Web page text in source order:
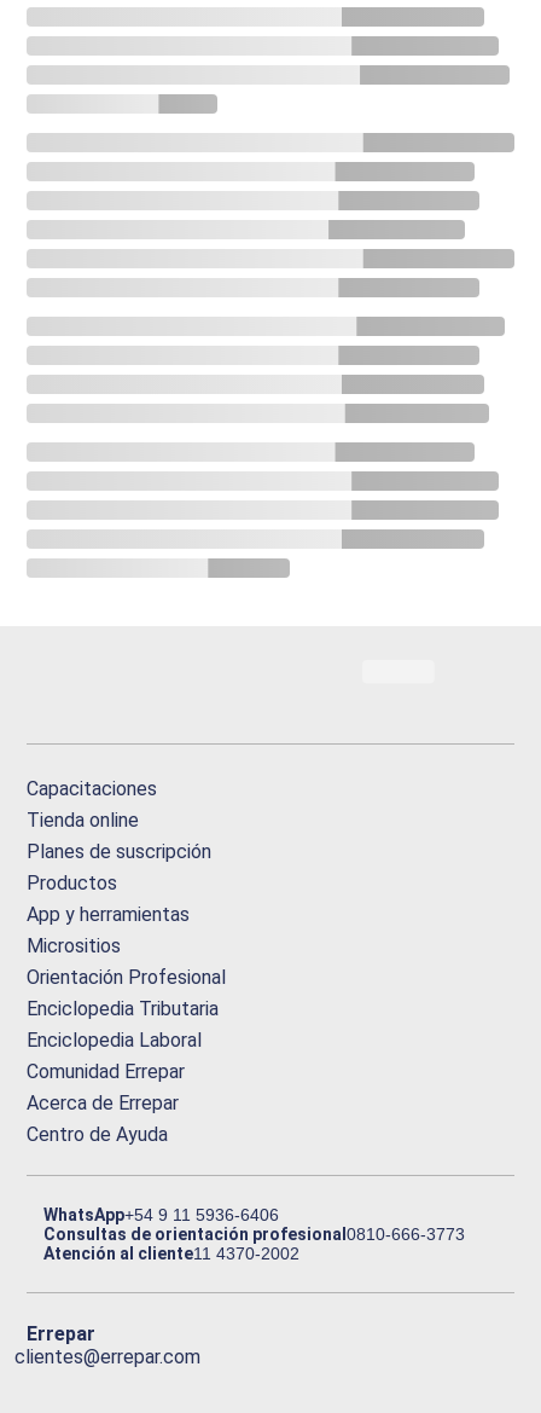
Capacitaciones
Tienda online
Planes de suscripción
Productos
App y herramientas
Micrositios
Orientación Profesional
Enciclopedia Tributaria
Enciclopedia Laboral
Comunidad Errepar
Acerca de Errepar
Centro de Ayuda
WhatsApp+54 9 11 5936-6406
Consultas de orientación profesional0810-666-3773
Atención al cliente11 4370-2002
Errepar
clientes@errepar.com